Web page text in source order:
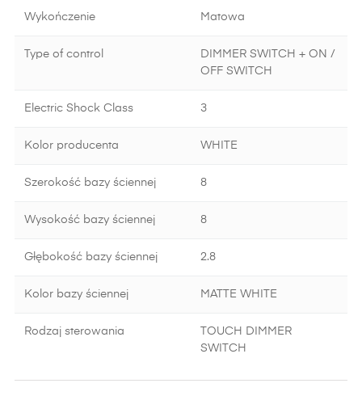
Wykończenie Matowa
Type of control
DIMMER SWITCH + ON /
OFF SWITCH
Electric Shock Class 3
Kolor producenta WHITE
Szerokość bazy ściennej 8
Wysokość bazy ściennej 8
Głębokość bazy ściennej 2.8
Kolor bazy ściennej MATTE WHITE
Rodzaj sterowania
TOUCH DIMMER
SWITCH